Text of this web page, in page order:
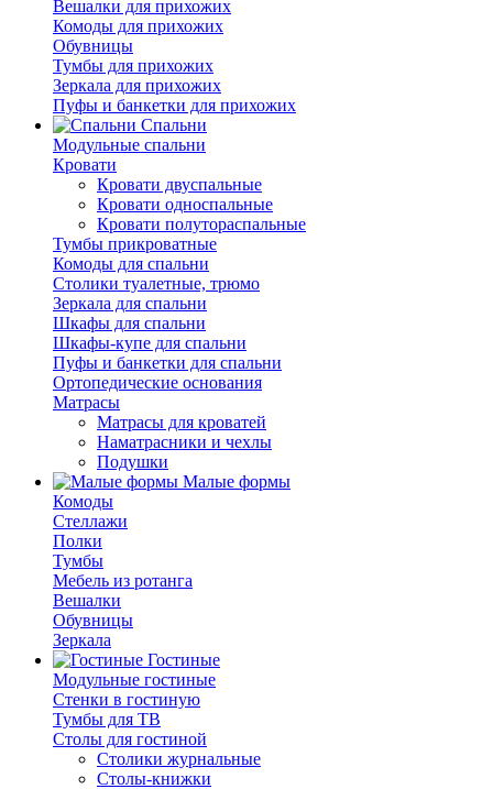
Вешалки для прихожих
Комоды для прихожих
Обувницы
Тумбы для прихожих
Зеркала для прихожих
Пуфы и банкетки для прихожих
Спальни
Модульные спальни
Кровати
Кровати двуспальные
Кровати односпальные
Кровати полутораспальные
Тумбы прикроватные
Комоды для спальни
Столики туалетные, трюмо
Зеркала для спальни
Шкафы для спальни
Шкафы-купе для спальни
Пуфы и банкетки для спальни
Ортопедические основания
Матрасы
Матрасы для кроватей
Наматрасники и чехлы
Подушки
Малые формы
Комоды
Стеллажи
Полки
Тумбы
Мебель из ротанга
Вешалки
Обувницы
Зеркала
Гостиные
Модульные гостиные
Стенки в гостиную
Тумбы для ТВ
Столы для гостиной
Столики журнальные
Столы-книжки